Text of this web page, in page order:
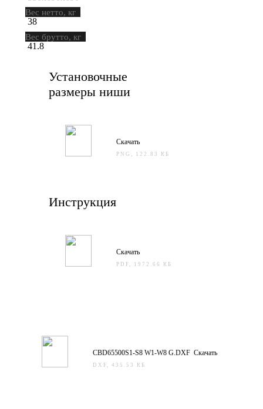
Вес нетто, кг
38
Вес брутто, кг
41.8
Установочные
размеры ниши
Скачать
PNG, 122.83 КБ
Инструкция
Скачать
PDF, 1972.66 КБ
CBD65500S1-S8 W1-W8 G.DXF Скачать
DXF, 435.53 КБ